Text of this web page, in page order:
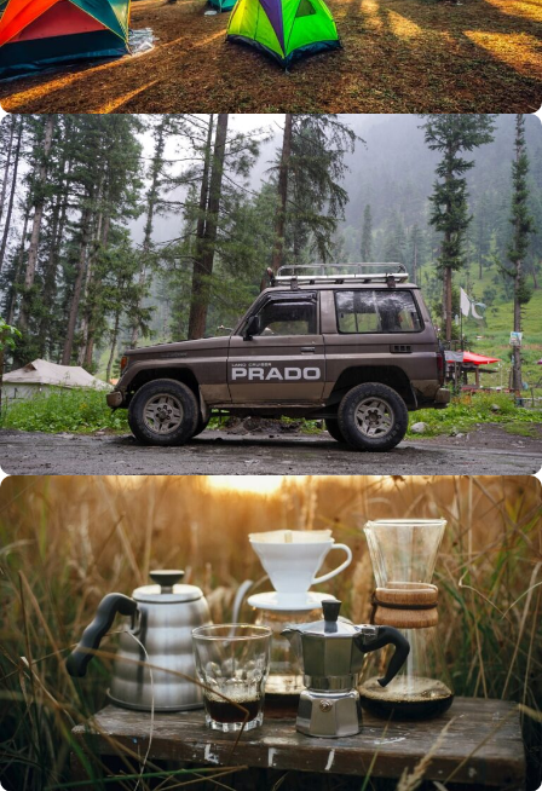
Büyük Yaz İndirimi
0
Günler
00
Hr
00
Min
00
SSK
Alışverişe Başla
ARAÇ AKSESUARLARI
SATIŞ VE MONTAJ
Keşfet